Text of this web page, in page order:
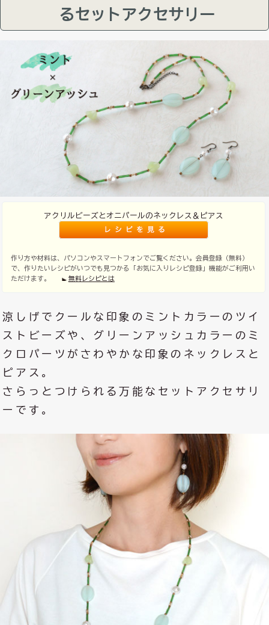
るセットアクセサリー
アクリルビーズとオニパールのネックレス＆ピアス
作り方や材料は、パソコンやスマートフォンでご覧ください。会員登録（無料）
で、作りたいレシピがいつでも見つかる「お気に入りレシピ登録」機能がご利用い
ただけます。
無料レシピとは
涼しげでクールな印象のミントカラーのツイ
ストビーズや、グリーンアッシュカラーのミ
クロパーツがさわやかな印象のネックレスと
ピアス。
さらっとつけられる万能なセットアクセサリ
ーです。